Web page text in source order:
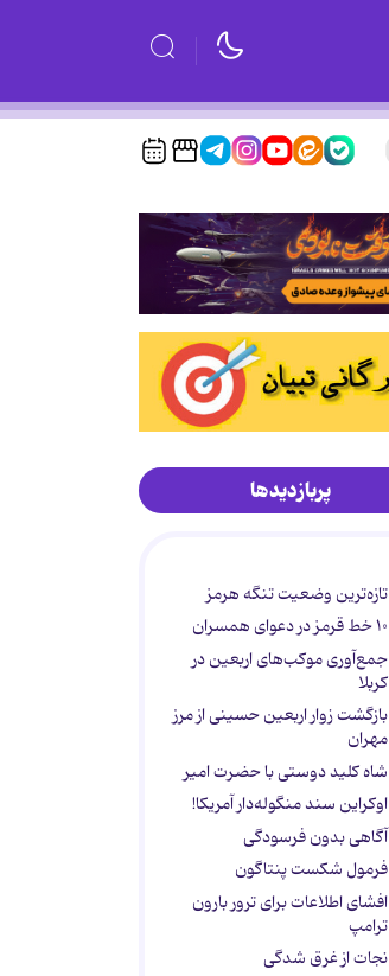
پربازدیدها
تازه‌ترین وضعیت تنگه هرمز
۱۰ خط قرمز در دعوای همسران
جمع‌آوری موکب‌های اربعین در
کربلا
بازگشت زوار اربعین حسینی از مرز
مهران
شاه کلید دوستی با حضرت امیر
اوکراین سند منگوله‌دار آمریکا!
آگاهی بدون فرسودگی
فرمول شکست پنتاگون
افشای اطلاعات برای ترور بارون
ترامپ
نجات از غرق شدگی